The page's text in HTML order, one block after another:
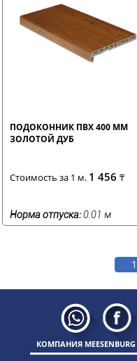
ПОДОКОННИК ПВХ 400 ММ
ЗОЛОТОЙ ДУБ
Стоимость за 1 м. 1 456 ₸
Норма отпуска:0.01 м
1
КОМПАНИЯ MEESENBURG